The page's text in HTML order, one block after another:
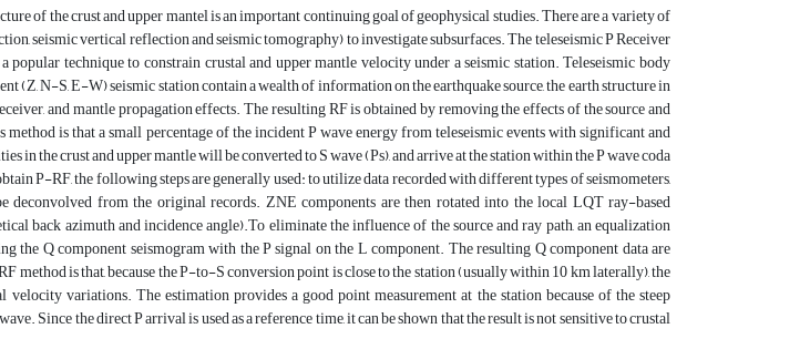
of the crust and upper mantel is an important continuing goal of geophysical studies. There are a variety of
seismic vertical reflection and seismic tomography) to investigate subsurfaces. The teleseismic P Receiver
popular technique to constrain crustal and upper mantle velocity under a seismic station. Teleseismic body
(Z, N-S, E-W) seismic station contain a wealth of information on the earthquake source, the earth structure in
and mantle propagation effects. The resulting RF is obtained by removing the effects of the source and
method is that a small percentage of the incident P wave energy from teleseismic events with significant and
in the crust and upper mantle will be converted to S wave (Ps), and arrive at the station within the P wave coda
P-RF, the following steps are generally used: to utilize data recorded with different types of seismometers,
deconvolved from the original records. ZNE components are then rotated into the local LQT ray-based
back azimuth and incidence angle).To eliminate the influence of the source and ray path, an equalization
the Q component seismogram with the P signal on the L component. The resulting Q component data are
method is that, because the P-to-S conversion point is close to the station (usually within 10 km laterally), the
variations. The estimation provides a good point measurement at the station because of the steep
Since the direct P arrival is used as a reference time, it can be shown that the result is not sensitive to crustal